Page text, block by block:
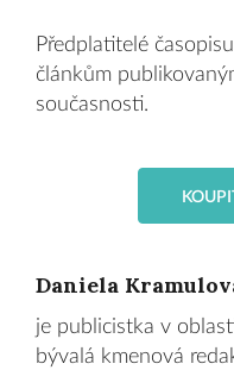
Předplatitelé
článkům
současnosti.
Daniela
je publicistka v
bývalá kmenová